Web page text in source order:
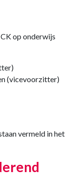
op onderwijs
(vicevoorzitter)
vermeld in het